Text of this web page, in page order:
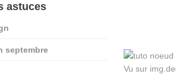
Vu sur
astuces
septembre